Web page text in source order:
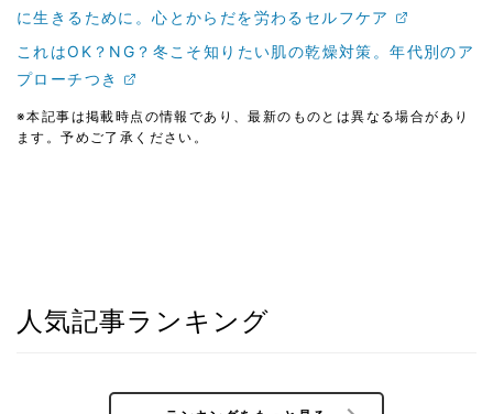
に生きるために。心とからだを労わるセルフケア
これはOK？NG？冬こそ知りたい肌の乾燥対策。年代別のア
プローチつき
※本記事は掲載時点の情報であり、最新のものとは異なる場合があり
ます。予めご了承ください。
人気記事ランキング